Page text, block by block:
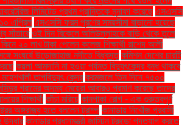
লিমিটেড প্রথম প্রান্তিকে মুনাফা করেছে এসএসসি
এপ্রিল এসএসসি ফরম পূরণের সময়সীমা বাড়ানো হয়েছে
সাঁতারে ওই দিন বিকেলে অলিউল্লাহকে বাড়ি থেকে তুলে
২০ লাখ টাকা পেলেন কলেজ শিক্ষার্থী রাশেদ আলী
সংঘর্ষে উড়োজাহাজ নদীতে বিধ্বস্ত কমিশন দেশের চারটি
কয়লা আমদানি না হওয়া পর্যন্ত বিদ্যুৎকেন্দ্র বন্ধ থাকবে
তাপবিদ্যুৎ কেন্দ্র করমজলে তিন দিনে ৭৫০০
গ্রামের অদম্য মেয়েরা আবারও প্রমাণ করেছে তাদের
শিক্ষার্থী কাঁচা মরিচে কানপাকা রোগ - এক গুরুত্বপুর্ণ
অঙ্গরাজ্য হতে বললেন ট্রাম্প কানাডায় নিখোঁজ প্রবাসী
উদ্ধার কানাডার প্রধানমন্ত্রী জাস্টিন ট্রুডো পদত্যাগ করতে